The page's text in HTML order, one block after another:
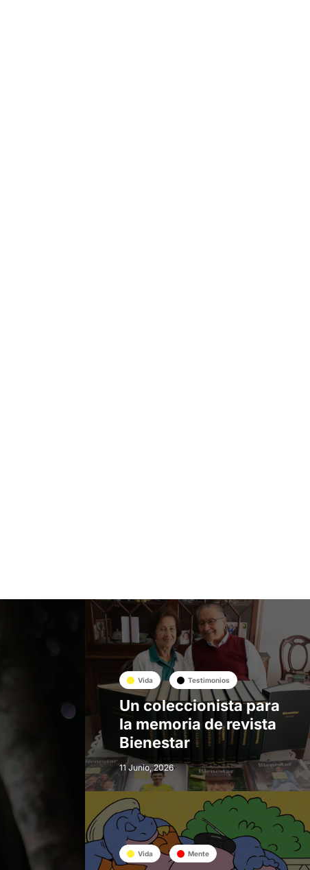
Vida Testimonios
Un coleccionista para
la memoria de revista
Bienestar
11 Junio, 2026
Vida Mente